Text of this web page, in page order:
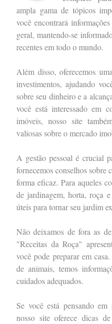
ampla gama de tópicos
você encontrará
geral, mantendo-se
recentes em todo o mundo.
Além disso, oferecemos
investimentos, ajudando
sobre seu dinheiro e a
você está interessado em
imóveis, nosso site
valiosas sobre o mercado
A gestão pessoal é crucial
fornecemos conselhos sobre
forma eficaz. Para aqueles
de jardinagem, horta, roça
úteis para tornar seu jardim
Não deixamos de fora as
"Receitas da Roça"
você pode preparar em
de animais, temos
cuidados adequados.
Se você está pensando
nosso site oferece dicas